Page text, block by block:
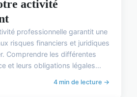
activité
professionnelle garantit une
risques financiers et juridiques
Comprendre les différentes
et leurs obligations légales...
4 min de lecture →